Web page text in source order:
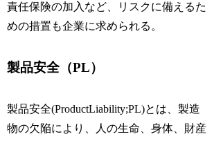
責任保険の加入など、リスクに備えるた
めの措置も企業に求められる。
製品安全（PL）
製品安全(ProductLiability;PL)とは、製造
物の欠陥により、人の生命、身体、財産